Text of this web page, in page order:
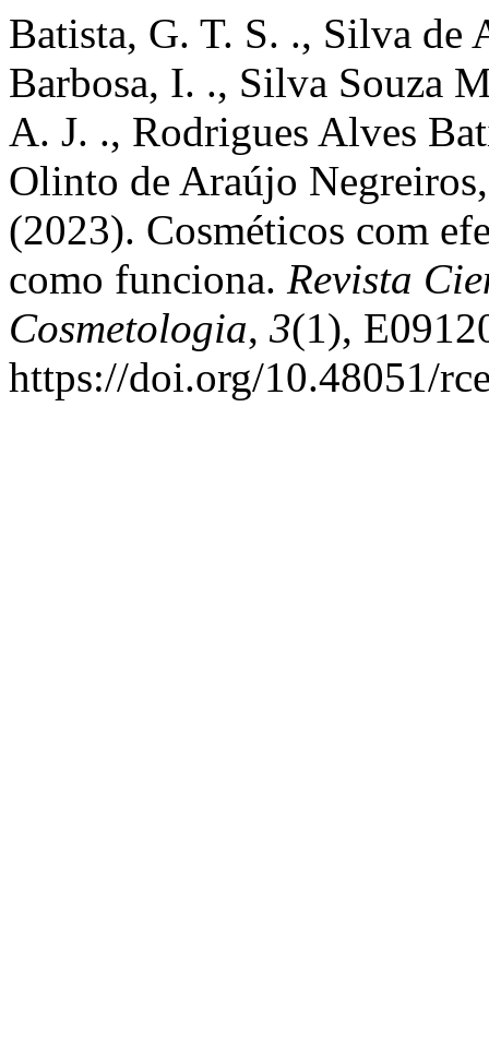
Batista, G. T. S. ., Silva de
Barbosa, I. ., Silva Souza
A. J. ., Rodrigues Alves
Olinto de Araújo
(2023). Cosméticos com
como funciona. Revista
Cosmetologia, 3(1),
https://doi.org/10.48051/